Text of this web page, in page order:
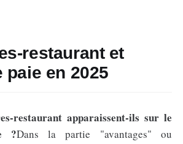
restaurant et
paie en 2025
restaurant apparaissent-ils sur le
?Dans la partie "avantages" ou